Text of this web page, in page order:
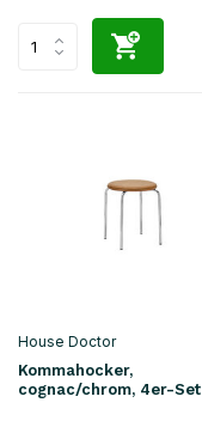
House Doctor
Kommahocker,
cognac/chrom, 4er-Set